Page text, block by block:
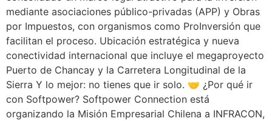
mediante asociaciones público-privadas (APP) y Obras
por Impuestos, con organismos como ProInversión que
facilitan el proceso. Ubicación estratégica y nueva
conectividad internacional que incluye el megaproyecto
Puerto de Chancay y la Carretera Longitudinal de la
Sierra Y lo mejor: no tienes que ir solo. 🤝 ¿Por qué ir
con Softpower? Softpower Connection está
organizando la Misión Empresarial Chilena a INFRACON,